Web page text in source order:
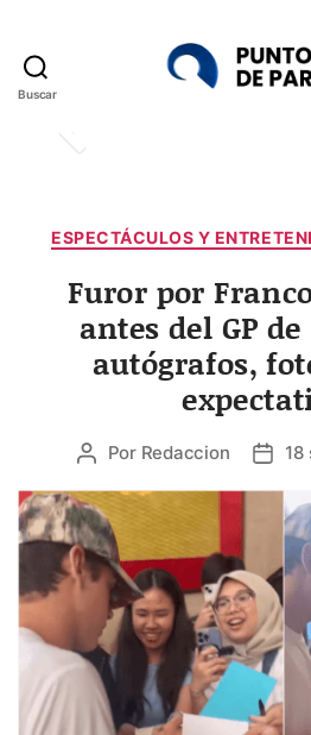
Buscar
ESPECTÁCULOS Y
Furor por
antes del GP
autógrafos,
Autor
la
entrada
Por Redaccion 18